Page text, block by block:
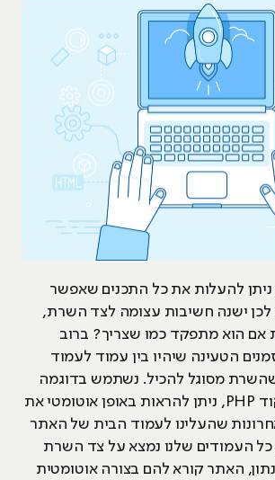
ניתן להעלות את כל התכנים שאפשר
לכן ישנה חשיבות עצומה לצד השרת,
הוא מתפקד כמו שצריך? ברוב
הטעינה שיהיו בין עמוד לעמוד
שהשרת מסוגל להכיל. נשתמש בדוגמה
פשוטה, בעזרת קוד PHP, ניתן להראות באופן אוטומטי את
שהעלינו לעמוד הבית של האתר
העמודים שלנו נמצא על צד השרת
האתר קורא להם בצורה אוטומטית